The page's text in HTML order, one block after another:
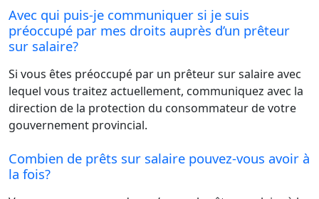
Avec qui puis-je communiquer si je suis
préoccupé par mes droits auprès d’un prêteur
sur salaire?
Si vous êtes préoccupé par un prêteur sur salaire avec
lequel vous traitez actuellement, communiquez avec la
direction de la protection du consommateur de votre
gouvernement provincial.
Combien de prêts sur salaire pouvez-vous avoir à
la fois?